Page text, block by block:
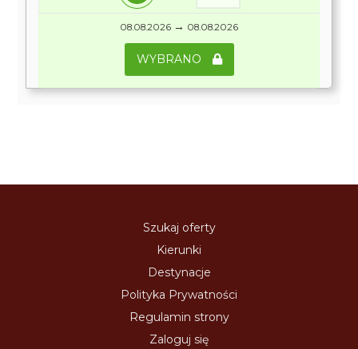
08.08.2026 → 08.08.2026
WYBRANO
Szukaj oferty
Kierunki
Destynacje
Polityka Prywatności
Regulamin strony
Zaloguj się